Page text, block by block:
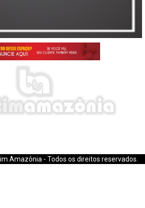
Amazônia - Todos os direitos reservados.